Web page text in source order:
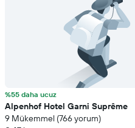
%55 daha ucuz
Alpenhof Hotel Garni Suprême
9 Mükemmel (766 yorum)